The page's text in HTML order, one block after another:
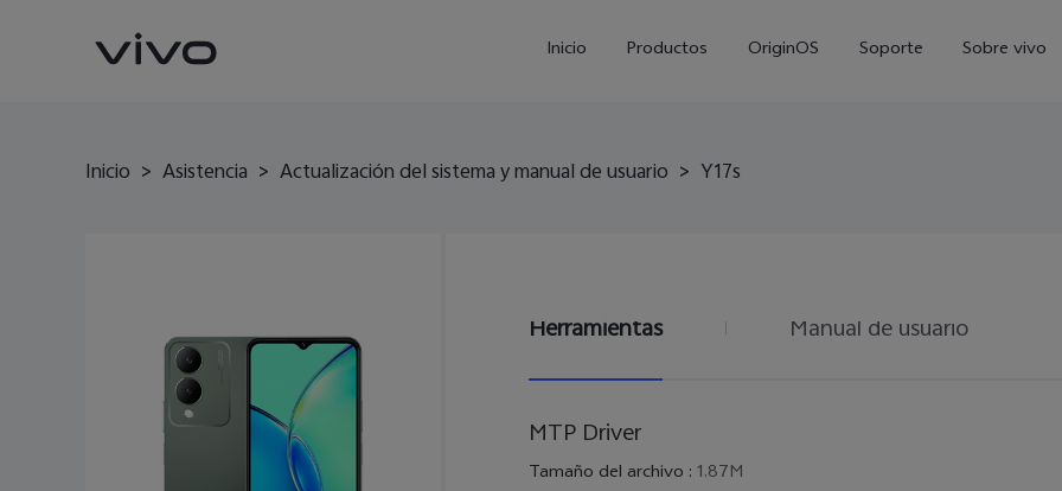
Inicio Productos OriginOS Soporte Sobre vivo
X300 Pro
Inicio > Asistencia > Actualización del sistema y manual de usuario > Y17s
Herramientas Manual de usuario
MTP Driver
Tamaño del archivo : 1.87M